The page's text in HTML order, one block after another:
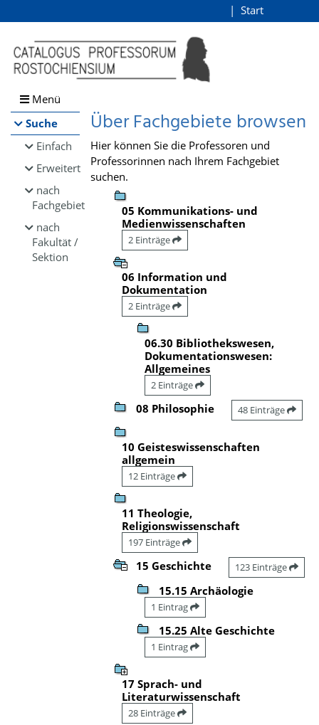
Browsen
direkt zum Inhalt
Start
Menü
Suche
Einfach
Erweitert
nach
Fachgebiet
nach
Fakultät /
Sektion
Über Fachgebiete browsen
Hier können Sie die Professoren und
Professorinnen nach Ihrem Fachgebiet
suchen.
05 Kommunikations- und
Medienwissenschaften
2 Einträge
06 Information und
Dokumentation
2 Einträge
06.30 Bibliothekswesen,
Dokumentationswesen:
Allgemeines
2 Einträge
08 Philosophie 48 Einträge
10 Geisteswissenschaften
allgemein
12 Einträge
11 Theologie,
Religionswissenschaft
197 Einträge
15 Geschichte 123 Einträge
15.15 Archäologie
1 Eintrag
15.25 Alte Geschichte
1 Eintrag
17 Sprach- und
Literaturwissenschaft
28 Einträge